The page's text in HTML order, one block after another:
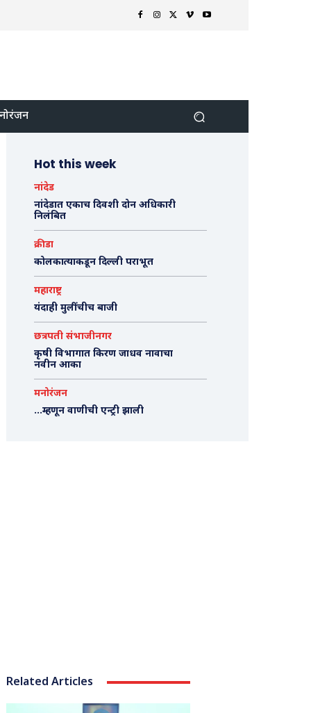
Hot this week
नांदेड
नांदेडात एकाच दिवशी दोन अधिकारी
निलंबित
क्रीडा
कोलकात्याकडून दिल्ली पराभूत
महाराष्ट्र
यंदाही मुलींचीच बाजी
छत्रपती संभाजीनगर
कृषी विभागात किरण जाधव नावाचा
नवीन आका
मनोरंजन
…म्हणून वाणीची एन्ट्री झाली
Related Articles